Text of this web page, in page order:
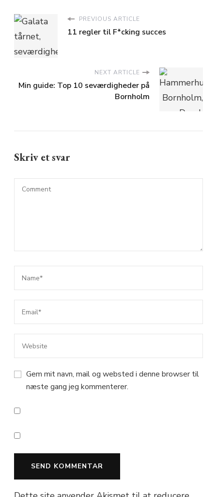
PREVIOUS ARTICLE
11 regler til F*cking succes
NEXT ARTICLE
Min guide: Top 10 seværdigheder på
Bornholm
Skriv et svar
Gem mit navn, mail og websted i denne browser til
næste gang jeg kommenterer.